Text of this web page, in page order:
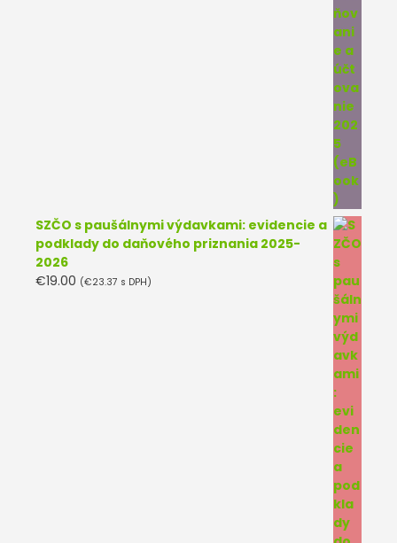
SZČO s paušálnymi výdavkami: evidencie a
podklady do daňového priznania 2025-
2026
€19.00 (€23.37 s DPH)